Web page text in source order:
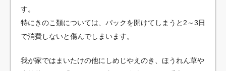
す。
特にきのこ類については、パックを開けてしまうと2～3日
で消費しないと傷んでしまいます。
我が家ではまいたけの他にしめじやえのき、ほうれん草や